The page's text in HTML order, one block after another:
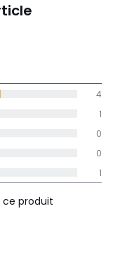
avis
1
0
0
1
4
produit